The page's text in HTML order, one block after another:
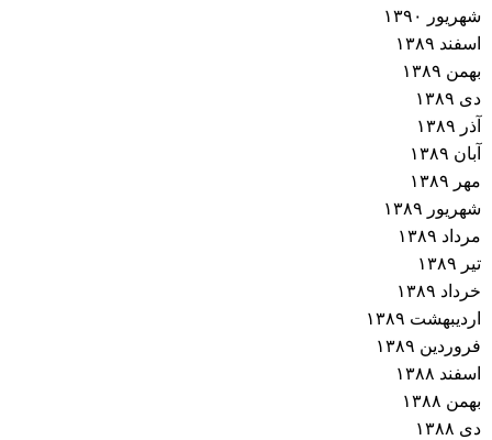
شهریور ۱۳۹۰
اسفند ۱۳۸۹
بهمن ۱۳۸۹
دی ۱۳۸۹
آذر ۱۳۸۹
آبان ۱۳۸۹
مهر ۱۳۸۹
شهریور ۱۳۸۹
مرداد ۱۳۸۹
تیر ۱۳۸۹
خرداد ۱۳۸۹
اردیبهشت ۱۳۸۹
فروردین ۱۳۸۹
اسفند ۱۳۸۸
بهمن ۱۳۸۸
دی ۱۳۸۸